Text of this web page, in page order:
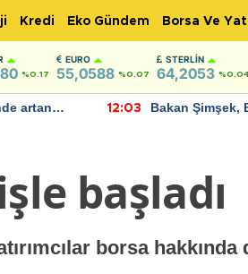
Kredi Eko Gündem Borsa Ve
%0.17
EURO
55,0588 %0.07
STERLIN
64,2053
artan
12:03
Bakan Şimşek,
başladı
borsa